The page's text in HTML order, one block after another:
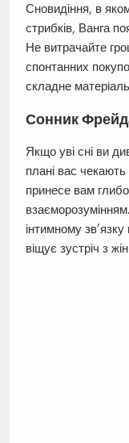
Сновидіння, в
стрибків, Ванга
Не витрачайте
спонтанних
складне
Сонник
Якщо уві сні ви
плані вас
принесе вам
інтимному
віщує зустріч з